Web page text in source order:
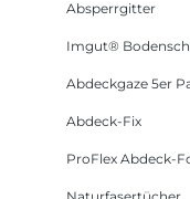
Absperrgitter
Imgut®
Abdeckgaze 5er
Abdeck-Fix
ProFlex Abdeck-